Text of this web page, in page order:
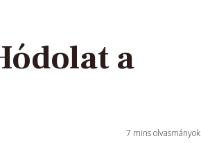
a
7 mins olvasmányok